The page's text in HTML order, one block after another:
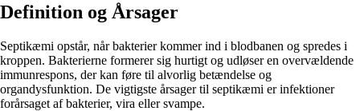
Definition og Årsager
Septikæmi opstår, når bakterier kommer ind i blodbanen og spredes i
kroppen. Bakterierne formerer sig hurtigt og udløser en overvældende
immunrespons, der kan føre til alvorlig betændelse og
organdysfunktion. De vigtigste årsager til septikæmi er infektioner
forårsaget af bakterier, vira eller svampe.